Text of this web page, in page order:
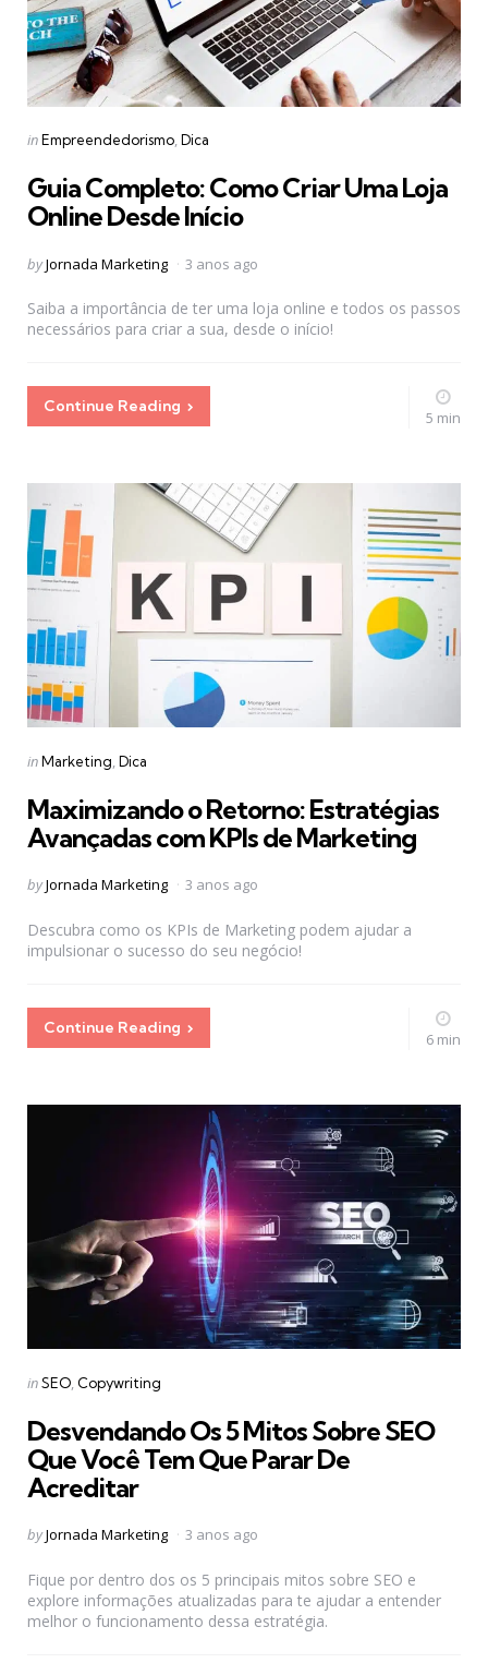
Categories
Posted
inEmpreendedorismo Dica
Guia Completo: Como Criar Uma Loja
Online Desde Início
Posted
byJornada Marketing 3 anos ago
Saiba a importância de ter uma loja online e todos os passos
necessários para criar a sua, desde o início!
Continue Reading
5 min
Categories
Posted
inMarketing Dica
Maximizando o Retorno: Estratégias
Avançadas com KPIs de Marketing
Posted
byJornada Marketing 3 anos ago
Descubra como os KPIs de Marketing podem ajudar a
impulsionar o sucesso do seu negócio!
Continue Reading
6 min
Categories
Posted
inSEO Copywriting
Desvendando Os 5 Mitos Sobre SEO
Que Você Tem Que Parar De
Acreditar
Posted
byJornada Marketing 3 anos ago
Fique por dentro dos os 5 principais mitos sobre SEO e
explore informações atualizadas para te ajudar a entender
melhor o funcionamento dessa estratégia.